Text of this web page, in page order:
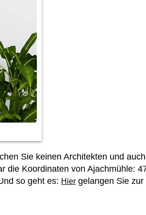
Sie keinen Architekten und
die Koordinaten von Ajachmühle:
so geht es: Hier gelangen Sie zur